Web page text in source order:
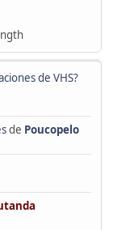
de VHS?
de Poucopelo